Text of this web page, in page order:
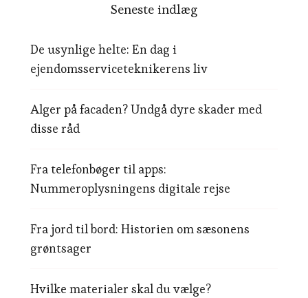
Seneste indlæg
De usynlige helte: En dag i
ejendomsserviceteknikerens liv
Alger på facaden? Undgå dyre skader med
disse råd
Fra telefonbøger til apps:
Nummeroplysningens digitale rejse
Fra jord til bord: Historien om sæsonens
grøntsager
Hvilke materialer skal du vælge?